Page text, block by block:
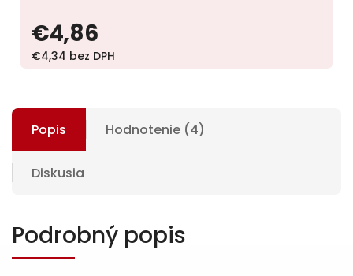
€4,86
€4,34 bez DPH
Popis Hodnotenie (4)
Diskusia
Podrobný popis